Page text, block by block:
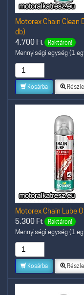
Motorex Chain
db)
4.700 Ft Raktáron!
Mennyiségi egység (1
Kosárba
Motorex Chain Lube
5.300 Ft Raktáron!
Mennyiségi egység (1
Kosárba